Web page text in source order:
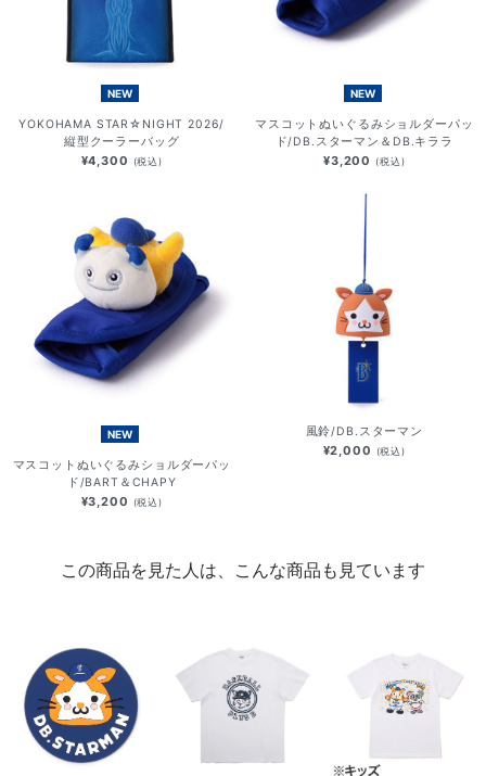
NEW
YOKOHAMA STAR☆NIGHT 2026/
縦型クーラーバッグ
¥4,300 (税込)
NEW
マスコットぬいぐるみショルダーパッ
ド/DB.スターマン＆DB.キララ
¥3,200 (税込)
NEW
マスコットぬいぐるみショルダーパッ
ド/BART＆CHAPY
¥3,200 (税込)
風鈴/DB.スターマン
¥2,000 (税込)
この商品を見た人は、こんな商品も見ています